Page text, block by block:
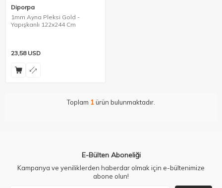
Diporpa
1mm Ayna Pleksi Gold -
Yapışkanlı 122x244 Cm
23,58USD
Toplam 1ürün bulunmaktadır.
E-Bülten Aboneliği
Kampanya ve yeniliklerden haberdar olmak için e-bültenimize
abone olun!